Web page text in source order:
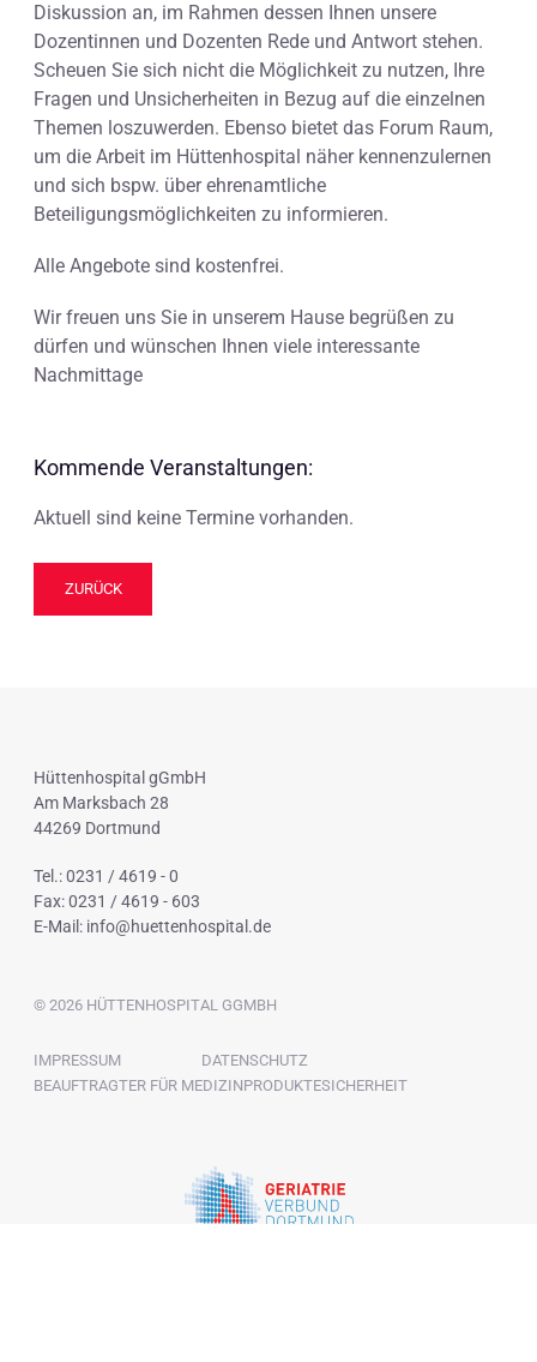
Diskussion an, im Rahmen dessen Ihnen unsere
Dozentinnen und Dozenten Rede und Antwort stehen.
Scheuen Sie sich nicht die Möglichkeit zu nutzen, Ihre
Fragen und Unsicherheiten in Bezug auf die einzelnen
Themen loszuwerden. Ebenso bietet das Forum Raum,
um die Arbeit im Hüttenhospital näher kennenzulernen
und sich bspw. über ehrenamtliche
Beteiligungsmöglichkeiten zu informieren.
Alle Angebote sind kostenfrei.
Wir freuen uns Sie in unserem Hause begrüßen zu
dürfen und wünschen Ihnen viele interessante
Nachmittage
Kommende Veranstaltungen:
Aktuell sind keine Termine vorhanden.
ZURÜCK
Hüttenhospital gGmbH
Am Marksbach 28
44269 Dortmund
Tel.: 0231 / 4619 - 0
Fax: 0231 / 4619 - 603
E-Mail: info@huettenhospital.de
© 2026 HÜTTENHOSPITAL GGMBH
NAVIGATION
ÜBERSPRINGEN
IMPRESSUM
DATENSCHUTZ
BEAUFTRAGTER FÜR MEDIZINPRODUKTESICHERHEIT